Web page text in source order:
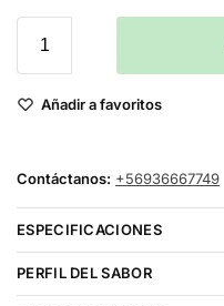
Añadir a favoritos
Contáctanos: +56936667749
ESPECIFICACIONES
PERFIL DEL SABOR